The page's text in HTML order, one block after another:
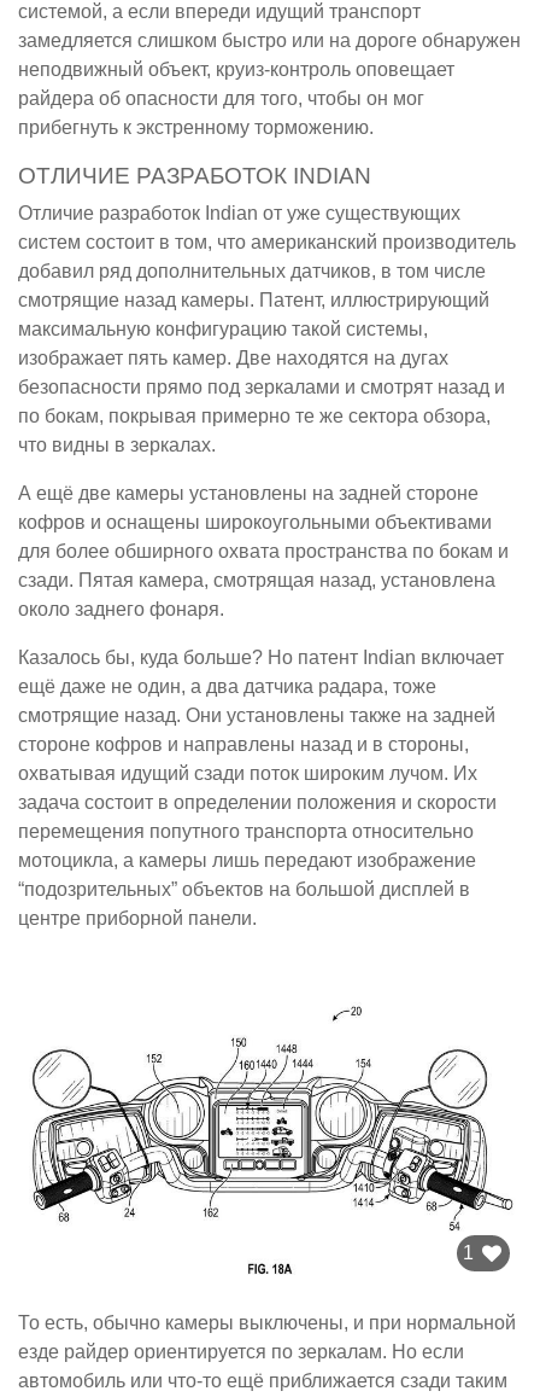
системой, а если впереди идущий транспорт
замедляется слишком быстро или на дороге обнаружен
неподвижный объект, круиз-контроль оповещает
райдера об опасности для того, чтобы он мог
прибегнуть к экстренному торможению.
ОТЛИЧИЕ РАЗРАБОТОК INDIAN
Отличие разработок Indian от уже существующих
систем состоит в том, что американский производитель
добавил ряд дополнительных датчиков, в том числе
смотрящие назад камеры. Патент, иллюстрирующий
максимальную конфигурацию такой системы,
изображает пять камер. Две находятся на дугах
безопасности прямо под зеркалами и смотрят назад и
по бокам, покрывая примерно те же сектора обзора,
что видны в зеркалах.
А ещё две камеры установлены на задней стороне
кофров и оснащены широкоугольными объективами
для более обширного охвата пространства по бокам и
сзади. Пятая камера, смотрящая назад, установлена
около заднего фонаря.
Казалось бы, куда больше? Но патент Indian включает
ещё даже не один, а два датчика радара, тоже
смотрящие назад. Они установлены также на задней
стороне кофров и направлены назад и в стороны,
охватывая идущий сзади поток широким лучом. Их
задача состоит в определении положения и скорости
перемещения попутного транспорта относительно
мотоцикла, а камеры лишь передают изображение
“подозрительных” объектов на большой дисплей в
центре приборной панели.
1
То есть, обычно камеры выключены, и при нормальной
езде райдер ориентируется по зеркалам. Но если
автомобиль или что-то ещё приближается сзади таким